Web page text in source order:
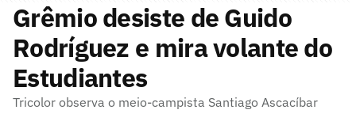
Grêmio desiste de Guido
Rodríguez e mira volante do
Estudiantes
Tricolor observa o meio-campista Santiago Ascacíbar